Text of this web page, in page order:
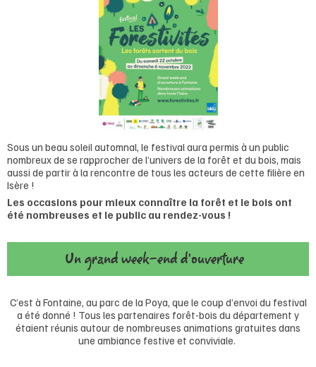
Sous un beau soleil automnal, le festival aura permis à un public
nombreux de se rapprocher de l’univers de la forêt et du bois, mais
aussi de partir à la rencontre de tous les acteurs de cette filière en
Isère !
Les occasions pour mieux connaître la forêt et le bois ont
été nombreuses et le public au rendez-vous !
Un grand week-end d'ouverture
C’est à Fontaine, au parc de la Poya, que le coup d’envoi du festival
a été donné ! Tous les partenaires forêt-bois du département y
étaient réunis autour de nombreuses animations gratuites dans
une ambiance festive et conviviale.